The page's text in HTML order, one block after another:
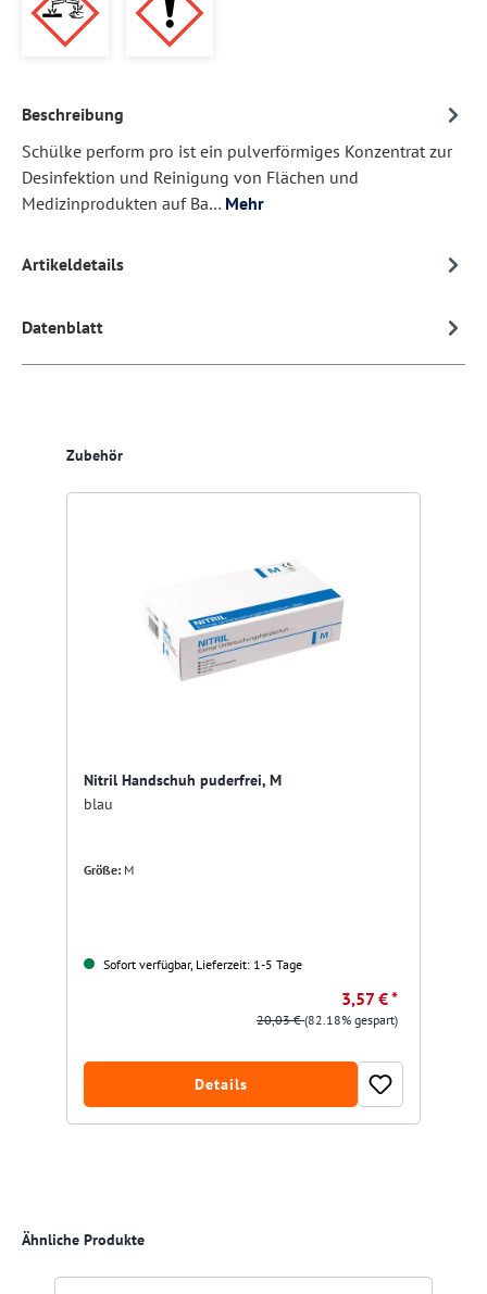
Beschreibung
Schülke perform pro ist ein pulverförmiges Konzentrat zur
Desinfektion und Reinigung von Flächen und
Medizinprodukten auf Ba… Mehr
Artikeldetails
Datenblatt
Produktgalerie überspringen
Zubehör
Nitril Handschuh puderfrei, M
blau
Größe: M
Sofort verfügbar, Lieferzeit: 1-5 Tage
3,57 € *
20,03 €(82.18% gespart)
Details
Produktgalerie überspringen
Ähnliche Produkte